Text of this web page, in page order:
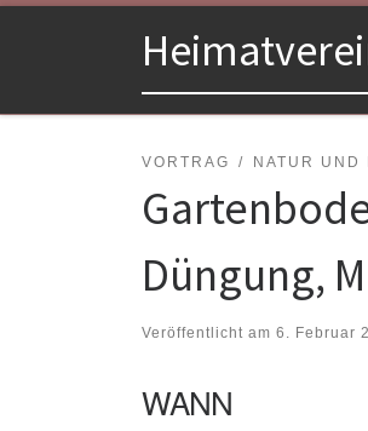
Zum Inhalt springen
VORTRAG NATUR UND
Düngung,
Veröffentlicht am 6. Februar
WANN